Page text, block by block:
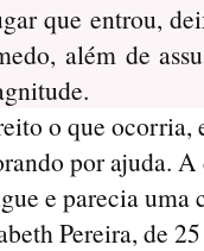
que entrou,
além de
o que ocorria,
por ajuda.
e parecia uma
Pereira, de